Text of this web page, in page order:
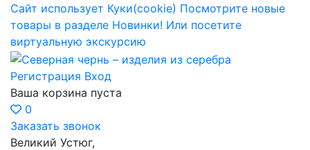
Сайт использует Куки(cookie) Посмотрите новые
товары в разделе Новинки! Или посетите
виртуальную экскурсию
Великий Устюг,
Регистрация Вход
Ваша корзина пуста
0
Заказать звонок